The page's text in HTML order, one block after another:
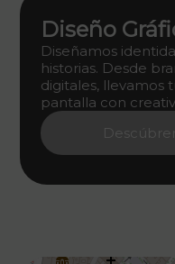
Diseño
Diseñamos
historias. Desde
digitales, llevamos
pantalla con